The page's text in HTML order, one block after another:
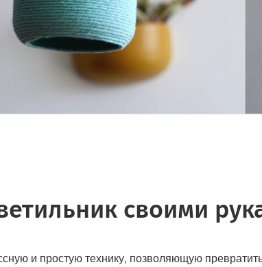
своими
и простую технику, позволяющую